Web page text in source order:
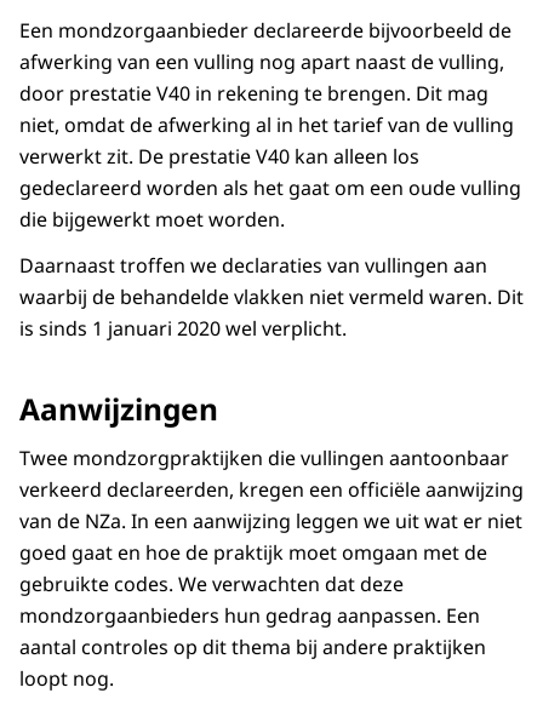
Een mondzorgaanbieder declareerde bijvoorbeeld de
afwerking van een vulling nog apart naast de vulling,
door prestatie V40 in rekening te brengen. Dit mag
niet, omdat de afwerking al in het tarief van de vulling
verwerkt zit. De prestatie V40 kan alleen los
gedeclareerd worden als het gaat om een oude vulling
die bijgewerkt moet worden.
Daarnaast troffen we declaraties van vullingen aan
waarbij de behandelde vlakken niet vermeld waren. Dit
is sinds 1 januari 2020 wel verplicht.
Aanwijzingen
Twee mondzorgpraktijken die vullingen aantoonbaar
verkeerd declareerden, kregen een officiële aanwijzing
van de NZa. In een aanwijzing leggen we uit wat er niet
goed gaat en hoe de praktijk moet omgaan met de
gebruikte codes. We verwachten dat deze
mondzorgaanbieders hun gedrag aanpassen. Een
aantal controles op dit thema bij andere praktijken
loopt nog.